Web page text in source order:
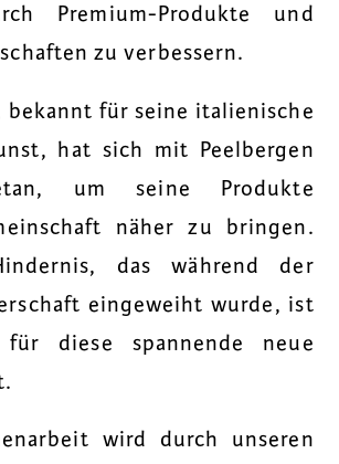
Premium-Produkte und
zu verbessern.
bekannt für seine italienische
hat sich mit Peelbergen
um seine Produkte
näher zu bringen.
das während der
eingeweiht wurde, ist
diese spannende neue
wird durch unseren